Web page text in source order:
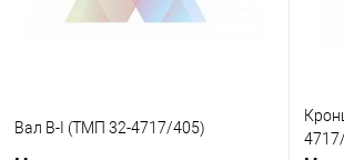
Вал В-I (ТМП 32-4717/405)